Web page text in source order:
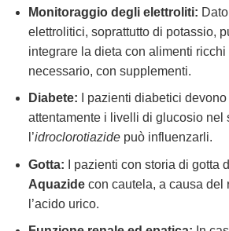
Monitoraggio degli elettroliti:
elettrolitici, soprattutto di potassio,
integrare la dieta con alimenti
necessario, con supplementi.
Diabete: I pazienti diabetici
attentamente i livelli di glucosio nel
l’idroclorotiazidepuò influenzarli.
Gotta: I pazienti con storia di gotta
Aquazidecon cautela, a causa del
l’acido urico.